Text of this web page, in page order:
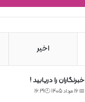
اخیر
خبرنگاران را دریابید !
📅 16 مرداد 1405 🕙16:29